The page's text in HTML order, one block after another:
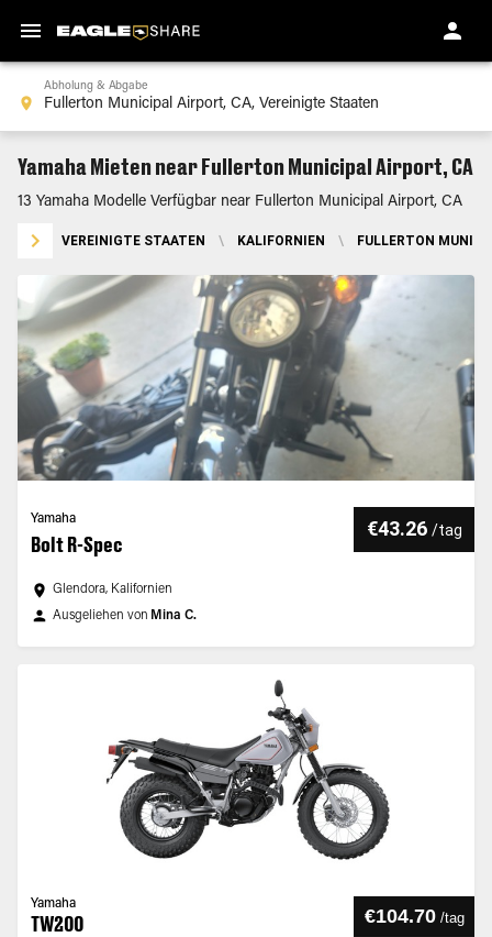
Abholung & Abgabe
Yamaha Mieten near Fullerton Municipal Airport, CA
13 Yamaha Modelle Verfügbar near Fullerton Municipal Airport, CA
VEREINIGTE STAATEN \ KALIFORNIEN \ FULLERTON
Yamaha
Bolt R-Spec
€43.26 /tag
Glendora, Kalifornien
Ausgeliehen von Mina C.
Yamaha
TW200 €104.70 /tag